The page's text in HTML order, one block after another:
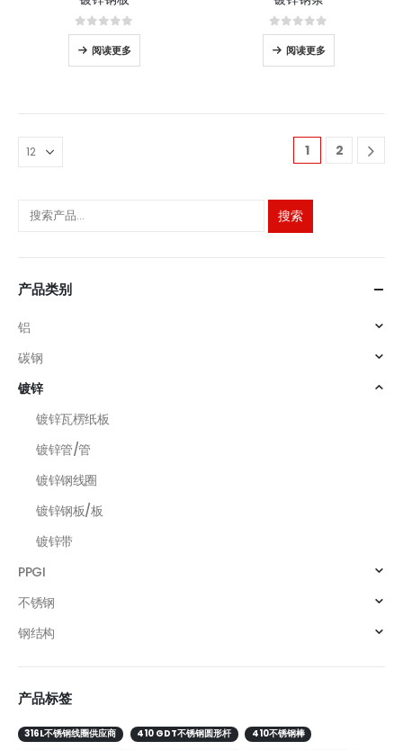
05分
阅读更多
05分
阅读更多
1 2
搜索
产品类别
铝
碳钢
镀锌
镀锌瓦楞纸板
镀锌管/管
镀锌钢线圈
镀锌钢板/板
镀锌带
PPGI
不锈钢
钢结构
产品标签
316L不锈钢线圈供应商 410 GDT不锈钢圆形杆
410不锈钢棒